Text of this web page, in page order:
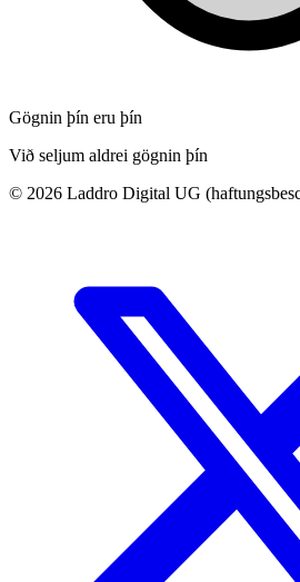
Gögnin þín eru þín
Við seljum aldrei gögnin þín
© 2026 Laddro Digital UG